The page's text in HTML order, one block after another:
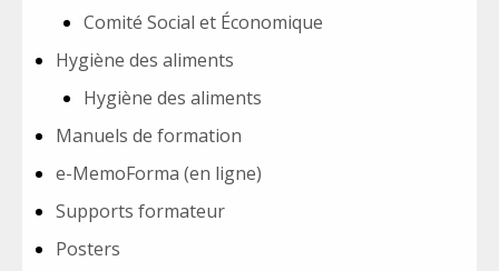
Comité Social et Économique
Hygiène des aliments
Hygiène des aliments
Manuels de formation
e-MemoForma (en ligne)
Supports formateur
Posters